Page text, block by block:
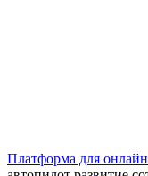
Платформа для